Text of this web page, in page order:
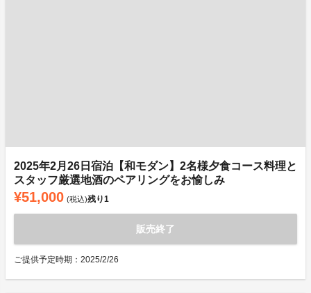
2025年2月26日宿泊【和モダン】2名様夕食コース料理と
スタッフ厳選地酒のペアリングをお愉しみ
¥51,000 (税込)残り1
販売終了
ご提供予定時期：2025/2/26